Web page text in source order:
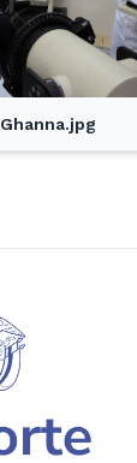
Ghanna.jpg